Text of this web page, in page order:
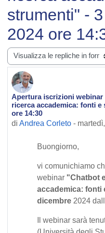
strumenti" -
2024 ore
Modalità visualizzazione
Apertura iscrizioni
ricerca accademica: fonti e
ore 14:30
di Andrea Corleto -
Numero di risposte: 0
Buongiorno,
vi comunichiamo
webinar "Chatbot
accademica: fonti
dicembre 2024
Il webinar sarà